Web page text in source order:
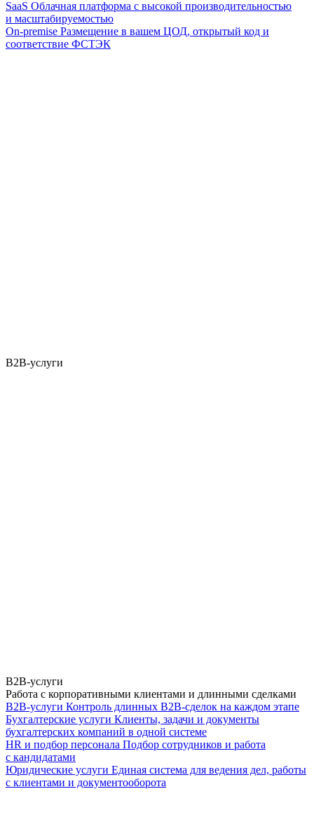
SaaS Облачная платформа с высокой производительностью
и масштабируемостью
On-premise Размещение в вашем ЦОД, открытый код и
соответствие ФСТЭК
B2B-услуги
B2B-услуги
Работа с корпоративными клиентами и длинными сделками
B2B-услуги Контроль длинных B2B-сделок на каждом этапе
Бухгалтерские услуги Клиенты, задачи и документы
бухгалтерских компаний в одной системе
HR и подбор персонала Подбор сотрудников и работа
с кандидатами
Юридические услуги Единая система для ведения дел, работы
с клиентами и документооборота